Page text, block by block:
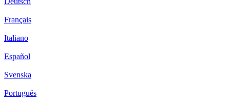
Français
Italiano
Español
Svenska
Português